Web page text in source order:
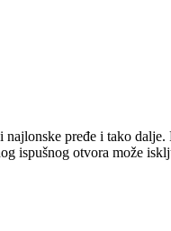
pređe i tako
ispušnog otvora može